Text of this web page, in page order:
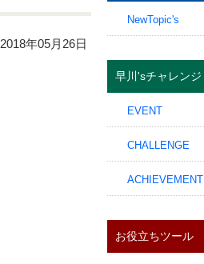
2018年05月26日
NewTopic's
早川'sチャレンジ
EVENT
CHALLENGE
ACHIEVEMENT
お役立ちツール